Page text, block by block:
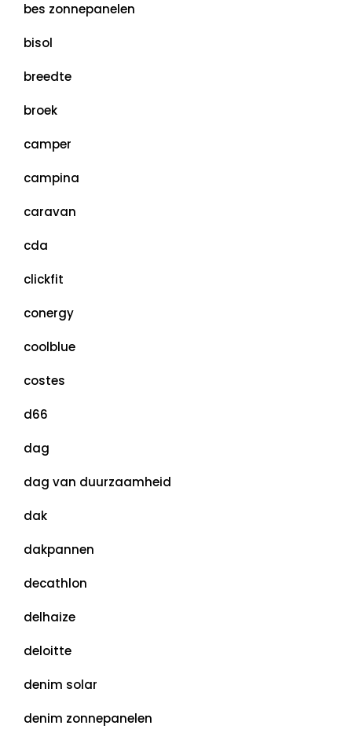
bes zonnepanelen
bisol
breedte
broek
camper
campina
caravan
cda
clickfit
conergy
coolblue
costes
d66
dag
dag van duurzaamheid
dak
dakpannen
decathlon
delhaize
deloitte
denim solar
denim zonnepanelen